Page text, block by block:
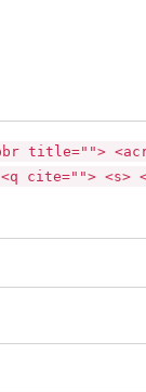
title="">
cite=""> <s>